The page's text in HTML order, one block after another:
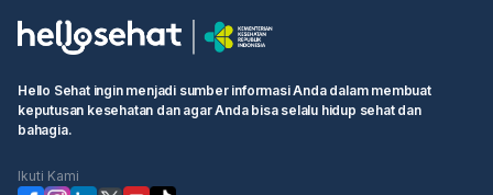
Hello Sehat ingin menjadi sumber informasi Anda dalam membuat
keputusan kesehatan dan agar Anda bisa selalu hidup sehat dan
bahagia.
Ikuti Kami